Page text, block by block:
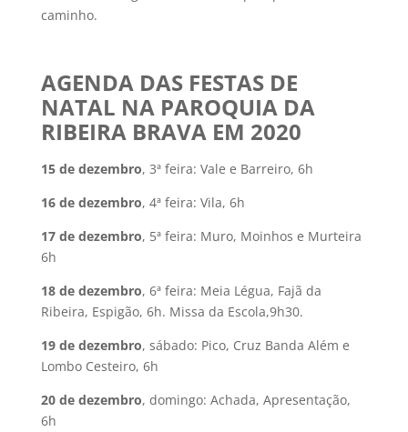
caminho.
AGENDA DAS FESTAS DE
NATAL NA PAROQUIA DA
RIBEIRA BRAVA EM 2020
15 de dezembro, 3ª feira: Vale e Barreiro, 6h
16 de dezembro, 4ª feira: Vila, 6h
17 de dezembro, 5ª feira: Muro, Moinhos e Murteira
6h
18 de dezembro, 6ª feira: Meia Légua, Fajã da
Ribeira, Espigão, 6h. Missa da Escola,9h30.
19 de dezembro, sábado: Pico, Cruz Banda Além e
Lombo Cesteiro, 6h
20 de dezembro, domingo: Achada, Apresentação,
6h